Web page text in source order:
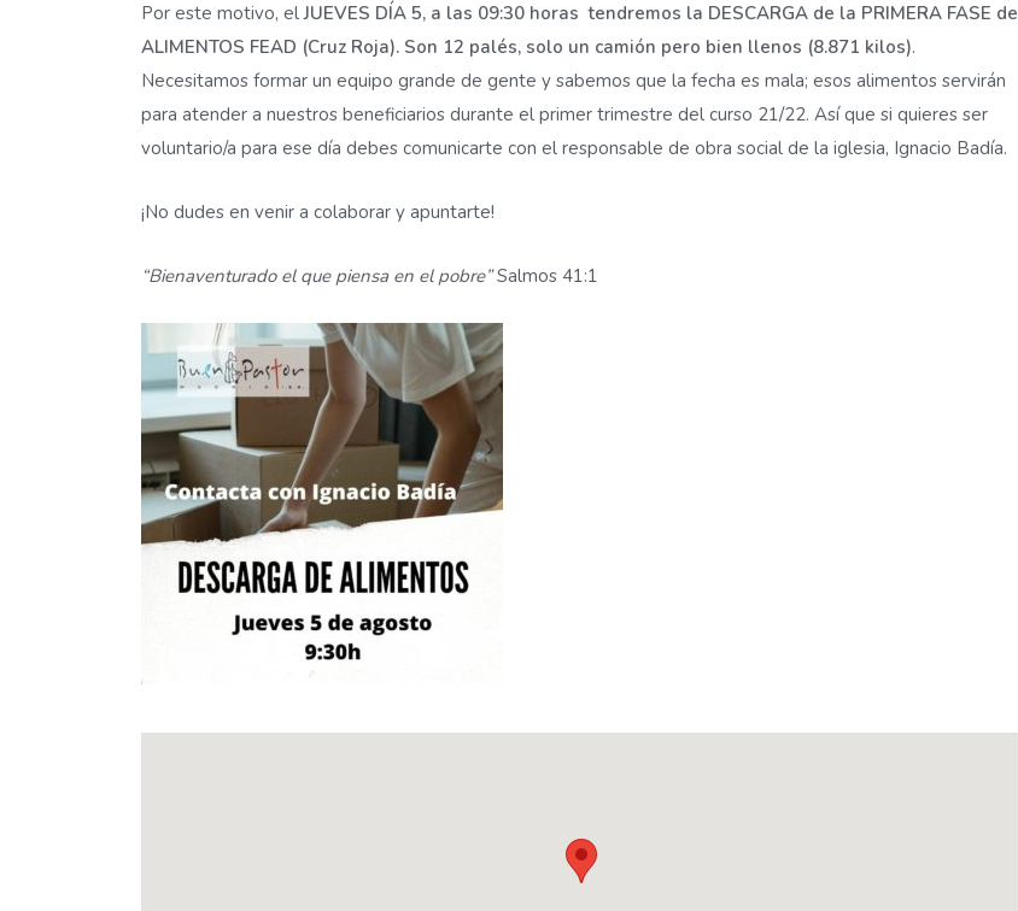
Por este motivo, elJUEVES DÍA 5, a las 09:30 horas tendremos la DESCARGA de la PRIMERA FASE de
ALIMENTOS FEAD (Cruz Roja). Son 12 palés, solo un camión pero bien llenos (8.871 kilos).
Necesitamos formar un equipo grande de gente y sabemos que la fecha es mala; esos alimentos servirán
para atender a nuestros beneficiarios durante el primer trimestre del curso 21/22. Así que si quieres ser
voluntario/a para ese día debes comunicarte con el responsable de obra social de la iglesia, Ignacio Badía.
¡No dudes en venir a colaborar y apuntarte!
“Bienaventurado el que piensa en el pobre”Salmos 41:1